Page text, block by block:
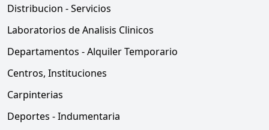
Distribucion - Servicios
Laboratorios de Analisis Clinicos
Departamentos - Alquiler Temporario
Centros, Instituciones
Carpinterias
Deportes - Indumentaria